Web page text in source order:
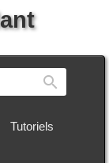
Tutoriels